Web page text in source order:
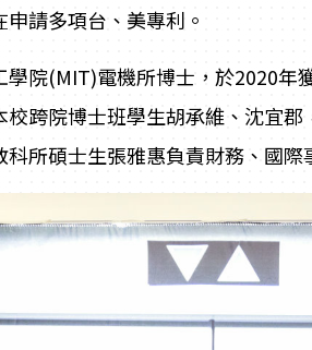
請多項台、美專利。
院(MIT)電機所博士，於2020年
跨院博士班學生胡承維、沈宜
所碩士生張雅惠負責財務、國際